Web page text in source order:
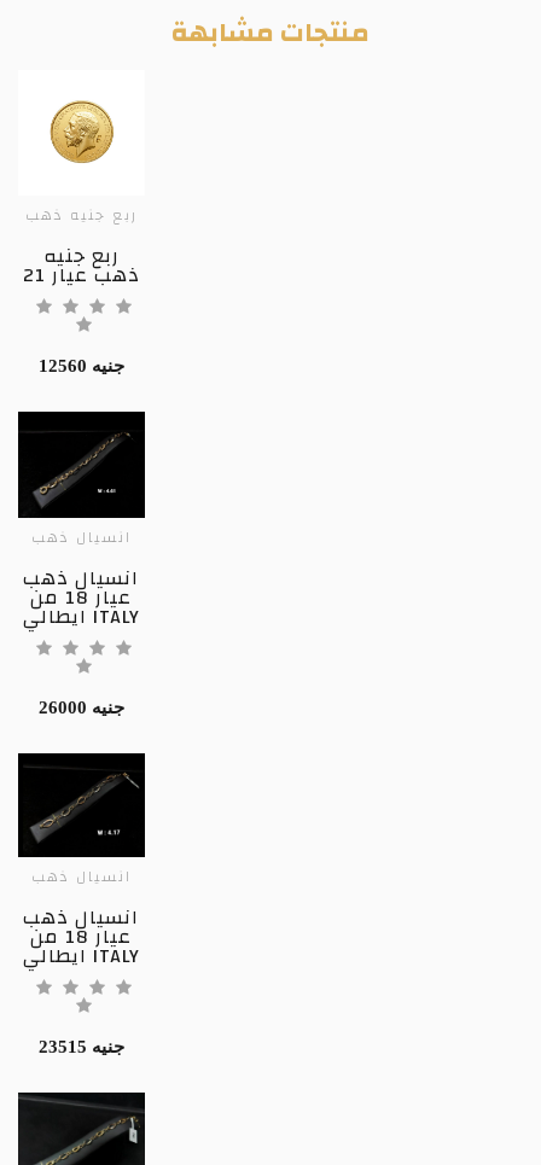
منتجات مشابهة
ربع جنيه ذهب
ربع جنيه
ذهب عيار 21
12560 جنيه
انسيال ذهب
انسيال ذهب
عيار 18 من
ايطالي ITALY
26000 جنيه
انسيال ذهب
انسيال ذهب
عيار 18 من
ايطالي ITALY
23515 جنيه